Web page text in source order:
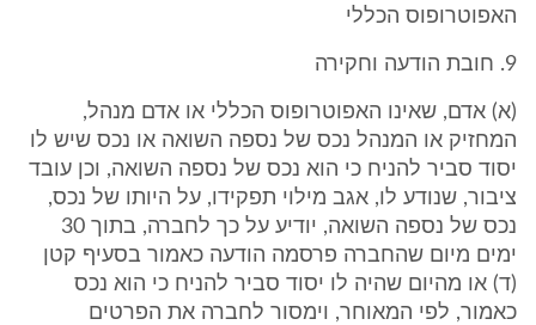
האפוטרופוס הכללי
9. חובת הודעה וחקירה
(א) אדם, שאינו האפוטרופוס הכללי או אדם מנהל,
המחזיק או המנהל נכס של נספה השואה או נכס שיש לו
יסוד סביר להניח כי הוא נכס של נספה השואה, וכן עובד
ציבור, שנודע לו, אגב מילוי תפקידו, על היותו של נכס,
נכס של נספה השואה, יודיע על כך לחברה, בתוך 30
ימים מיום שהחברה פרסמה הודעה כאמור בסעיף קטן
(ד) או מהיום שהיה לו יסוד סביר להניח כי הוא נכס
כאמור, לפי המאוחר, וימסור לחברה את הפרטים